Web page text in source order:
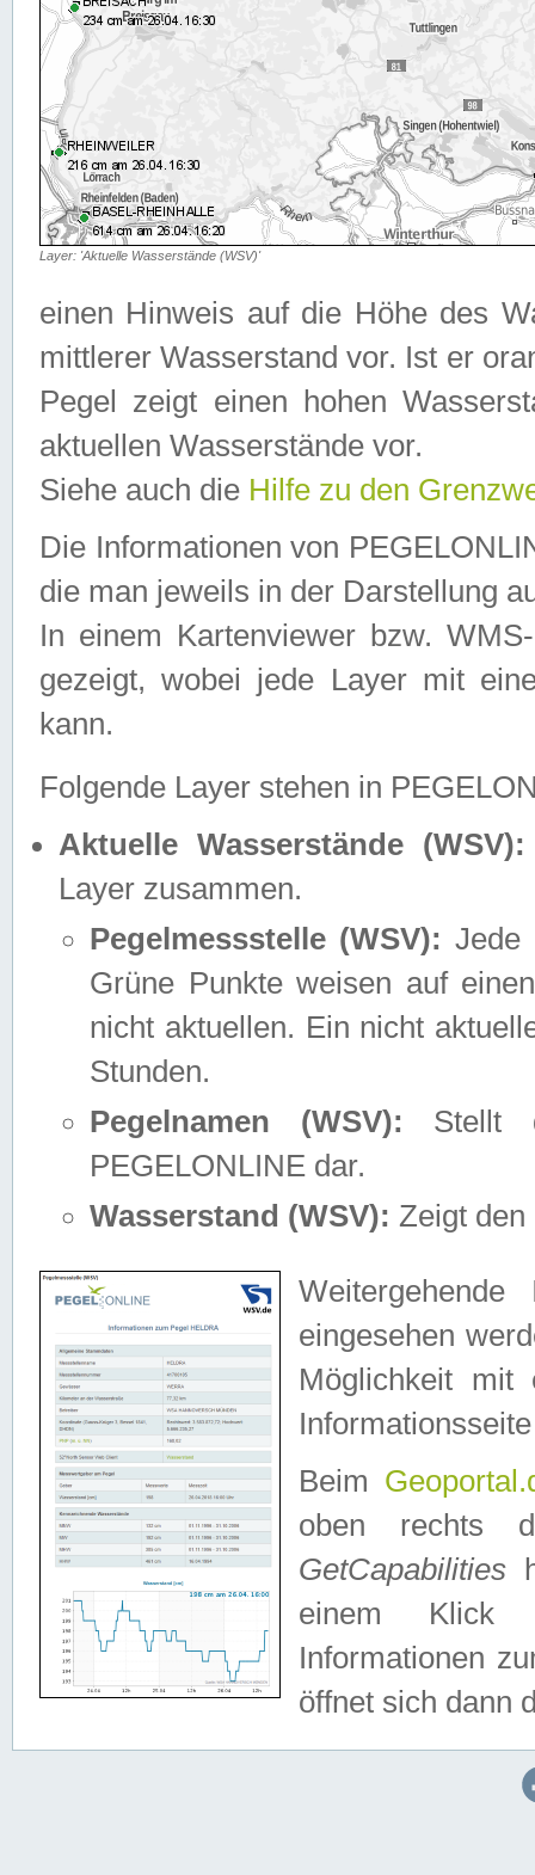
Layer: 'Aktuelle Wasserstände (WSV)'
einen Hinweis auf die Höhe des
mittlerer Wasserstand vor. Ist er
Pegel zeigt einen hohen
aktuellen Wasserstände vor.
Siehe auch die Hilfe zu den
Die Informationen von
die man jeweils in der Darstellung
In einem Kartenviewer bzw.
gezeigt, wobei jede Layer mit
kann.
Folgende Layer stehen in
Aktuelle Wasserstände (WSV):
Layer zusammen.
Pegelmessstelle (WSV): Jede
Grüne Punkte weisen auf
nicht aktuellen. Ein nicht
Stunden.
Pegelnamen (WSV): Stellt
PEGELONLINE dar.
Wasserstand (WSV): Zeigt den
eingesehen
Möglichkeit mit
Beim
oben rechts
GetCapabilities
einem Klick
Informationen
öffnet sich dann